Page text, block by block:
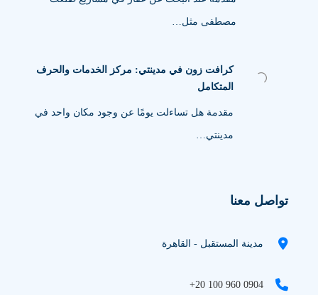
مصطفى مثل…
كرافت زون في مدينتي: مركز الخدمات والحرف
المتكامل
مقدمة هل تساءلت يومًا عن وجود مكان واحد في
مدينتي…
تواصل معنا
مدينة المستقبل - القاهرة
+20 100 960 0904